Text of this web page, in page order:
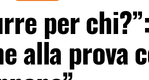
per chi?”:
alla prova